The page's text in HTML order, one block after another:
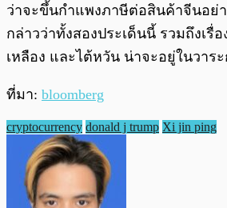
ว่าจะขึ้นกำแพงภาษีต่อสินค้าจีนอย่
กล่าวว่าทั้งสองประเด็นนี้ รวมถึงเรื่
เหลือง และไต้หวัน น่าจะอยู่ในวาระ
ที่มา: bloomberg
cryptocurrency donald j trump Xi jin ping